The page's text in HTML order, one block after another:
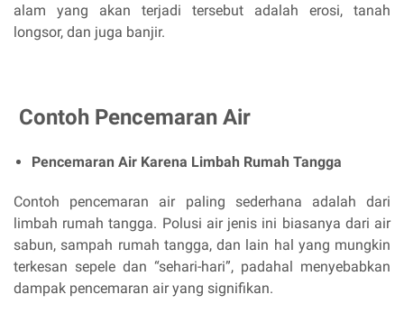
alam yang akan terjadi tersebut adalah erosi, tanah
longsor, dan juga banjir.
Contoh Pencemaran Air
Pencemaran Air Karena Limbah Rumah Tangga
Contoh pencemaran air paling sederhana adalah dari
limbah rumah tangga. Polusi air jenis ini biasanya dari air
sabun, sampah rumah tangga, dan lain hal yang mungkin
terkesan sepele dan “sehari-hari”, padahal menyebabkan
dampak pencemaran air yang signifikan.